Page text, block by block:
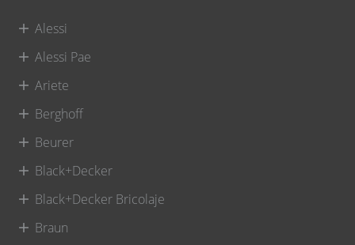
Alessi
Alessi Pae
Ariete
Berghoff
Beurer
Black+Decker
Black+Decker Bricolaje
Braun